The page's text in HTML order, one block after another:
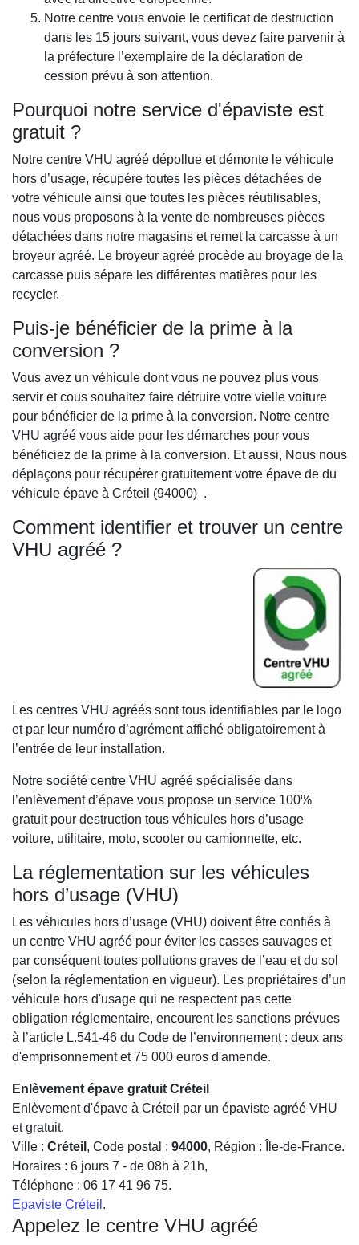
Notre centre vous envoie le certificat de destruction
dans les 15 jours suivant, vous devez faire parvenir à
la préfecture l’exemplaire de la déclaration de
cession prévu à son attention.
Pourquoi notre service d'épaviste est
gratuit ?
Notre centre VHU agréé dépollue et démonte le véhicule
hors d’usage, récupére toutes les pièces détachées de
votre véhicule ainsi que toutes les pièces réutilisables,
nous vous proposons à la vente de nombreuses pièces
détachées dans notre magasins et remet la carcasse à un
broyeur agréé. Le broyeur agréé procède au broyage de la
carcasse puis sépare les différentes matières pour les
recycler.
Puis-je bénéficier de la prime à la
conversion ?
Vous avez un véhicule dont vous ne pouvez plus vous
servir et cous souhaitez faire détruire votre vielle voiture
pour bénéficier de la prime à la conversion. Notre centre
VHU agréé vous aide pour les démarches pour vous
bénéficiez de la prime à la conversion. Et aussi, Nous nous
déplaçons pour récupérer gratuitement votre épave de du
véhicule épave à Créteil (94000) .
Comment identifier et trouver un centre
VHU agréé ?
Les centres VHU agréés sont tous identifiables par le logo
et par leur numéro d’agrément affiché obligatoirement à
l’entrée de leur installation.
Notre société centre VHU agréé spécialisée dans
l’enlèvement d’épave vous propose un service 100%
gratuit pour destruction tous véhicules hors d’usage
voiture, utilitaire, moto, scooter ou camionnette, etc.
La réglementation sur les véhicules
hors d’usage (VHU)
Les véhicules hors d’usage (VHU) doivent être confiés à
un centre VHU agréé pour éviter les casses sauvages et
par conséquent toutes pollutions graves de l’eau et du sol
(selon la réglementation en vigueur). Les propriétaires d’un
véhicule hors d'usage qui ne respectent pas cette
obligation réglementaire, encourent les sanctions prévues
à l’article L.541-46 du Code de l’environnement : deux ans
d'emprisonnement et 75 000 euros d'amende.
Enlèvement épave gratuit Créteil
Enlèvement d'épave à Créteil par un épaviste agréé VHU
et gratuit.
Ville : Créteil , Code postal : 94000, Région : Île-de-France.
Horaires : 6 jours 7 - de 08h à 21h,
Téléphone : 06 17 41 96 75.
Epaviste Créteil .
Appelez le centre VHU agréé